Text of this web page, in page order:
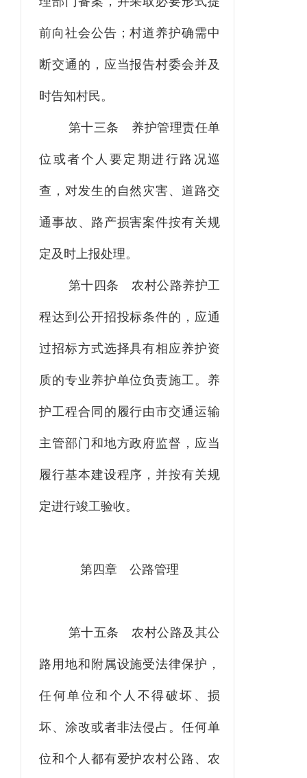
前向社会公告；村道养护确需中
断交通的，应当报告村委会并及
时告知村民。
第十三条 养护管理责任单
位或者个人要定期进行路况巡
查，对发生的自然灾害、道路交
通事故、路产损害案件按有关规
定及时上报处理。
第十四条 农村公路养护工
程达到公开招投标条件的，应通
过招标方式选择具有相应养护资
质的专业养护单位负责施工。养
护工程合同的履行由市交通运输
主管部门和地方政府监督，应当
履行基本建设程序，并按有关规
定进行竣工验收。
第四章 公路管理
第十五条 农村公路及其公
路用地和附属设施受法律保护，
任何单位和个人不得破坏、损
坏、涂改或者非法侵占。任何单
位和个人都有爱护农村公路、农